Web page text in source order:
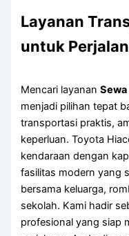
Layanan
untuk
Mencari layanan
menjadi pilihan tepat
transportasi praktis,
keperluan. Toyota
kendaraan dengan
fasilitas modern yang
bersama keluarga,
sekolah. Kami hadir
profesional yang siap